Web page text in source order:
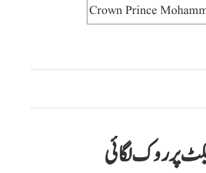
Crown Prince
پر روک لگائی